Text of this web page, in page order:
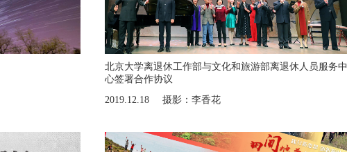
北京大学离退休工作部与文化和旅游部离退休人员服务中
心签署合作协议
2019.12.18
摄影：李香花